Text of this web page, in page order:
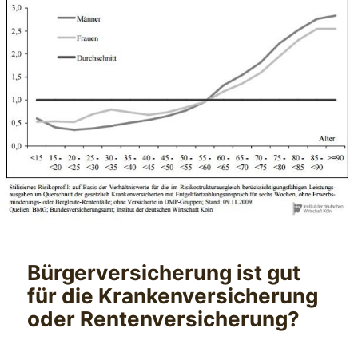
Bürgerversicherung ist gut
für die Krankenversicherung
oder Rentenversicherung?